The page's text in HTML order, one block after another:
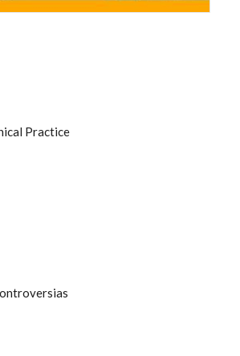
Practice